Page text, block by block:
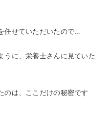
任せていただいたので…
うに、栄養士さんに見ていた
のは、ここだけの秘密です